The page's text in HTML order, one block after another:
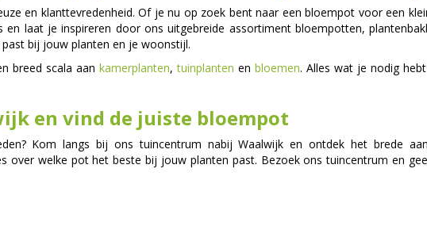
en klanttevredenheid. Of je nu op zoek bent naar een bloempot voor een
laat je inspireren door ons uitgebreide assortiment bloempotten,
bij jouw planten en je woonstijl.
breed scala aan kamerplanten,tuinplanten en bloemen. Alles wat je nodig
en vind de juiste bloempot
Kom langs bij ons tuincentrum nabij Waalwijk en ontdek het brede
over welke pot het beste bij jouw planten past. Bezoek ons tuincentrum en